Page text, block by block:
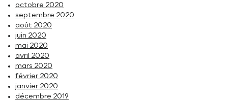
octobre 2020
septembre 2020
août 2020
juin 2020
mai 2020
avril 2020
mars 2020
février 2020
janvier 2020
décembre 2019